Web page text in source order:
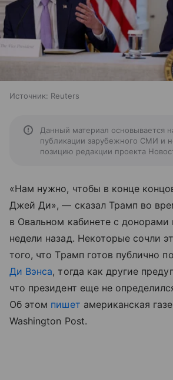
Источник: Reuters
Данный материал основывается
публикации зарубежного СМИ и
позицию редакции проекта
«Нам нужно, чтобы в конце
Джей Ди», — сказал Трамп во
в Овальном кабинете с
недели назад. Некоторые сочли
того, что Трамп готов публично
Ди Вэнса, тогда как другие
что президент еще не
Об этом пишет американская
Washington Post.